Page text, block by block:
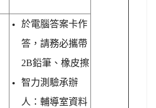
於電腦答案卡作
答，請務必攜帶
2B鉛筆、橡皮擦
智力測驗承辦
人：輔導室資料